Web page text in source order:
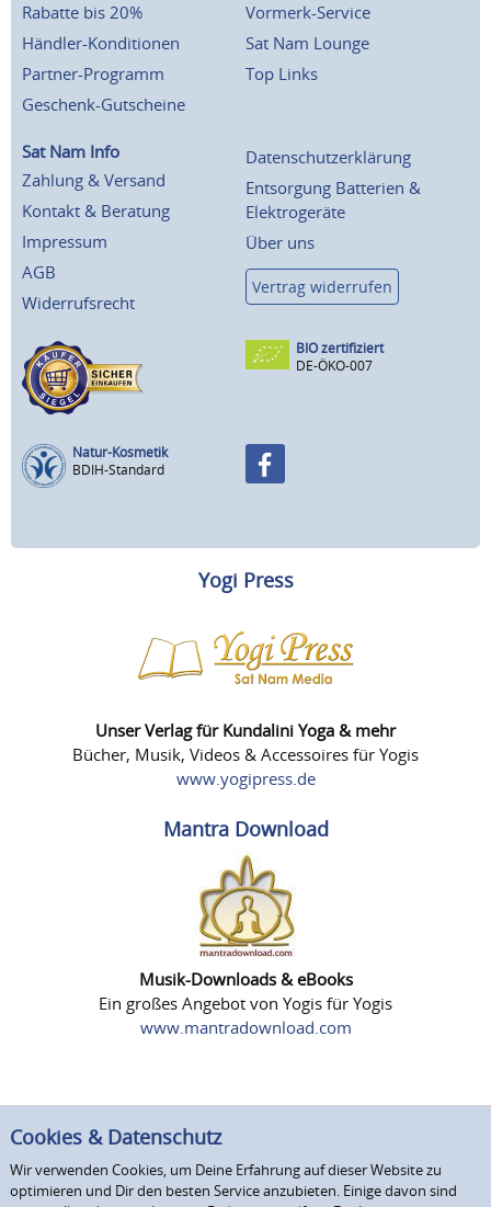
Rabatte bis 20%
Händler-Konditionen
Partner-Programm
Geschenk-Gutscheine
Vormerk-Service
Sat Nam Lounge
Top Links
Sat Nam Info
Zahlung & Versand
Kontakt & Beratung
Impressum
AGB
Widerrufsrecht
Datenschutzerklärung
Entsorgung Batterien &
Elektrogeräte
Über uns
Vertrag widerrufen
BIO zertifiziert
DE-ÖKO-007
Natur-Kosmetik
BDIH-Standard
Yogi Press
Unser Verlag für Kundalini Yoga & mehr
Bücher, Musik, Videos & Accessoires für Yogis
www.yogipress.de
Mantra Download
Musik-Downloads & eBooks
Ein großes Angebot von Yogis für Yogis
www.mantradownload.com
Cookies & Datenschutz
Wir verwenden Cookies, um Deine Erfahrung auf dieser Website zu
optimieren und Dir den besten Service anzubieten. Einige davon sind